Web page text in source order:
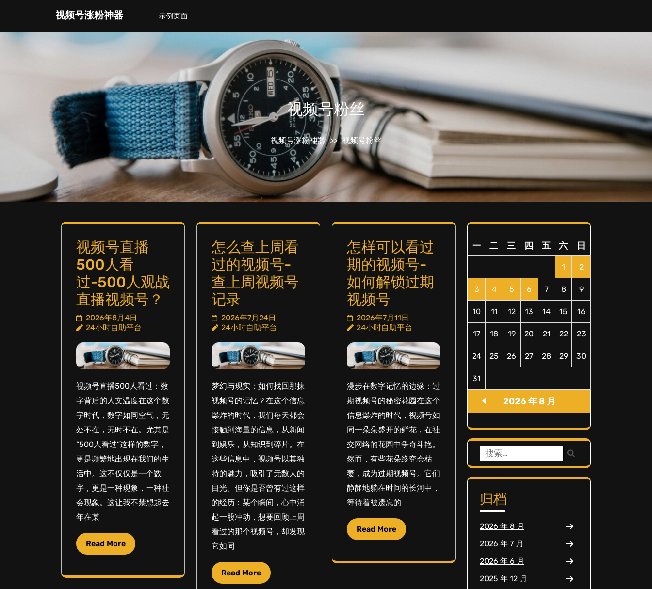
content
视频号涨粉神器 示例页面
视频号粉丝
视频号涨粉神器 >> 视频号粉丝
视频号直播
500人看
过-500人观战
直播视频号？
2026年8月4日
24小时自助平台
视频号直播500人看过：数
字背后的人文温度在这个数
字时代，数字如同空气，无
处不在，无时不在。尤其是
“500人看过”这样的数字，
更是频繁地出现在我们的生
活中。这不仅仅是一个数
字，更是一种现象，一种社
会现象。这让我不禁想起去
年在某
Read More
怎么查上周看
过的视频号-
查上周视频号
记录
2026年7月24日
24小时自助平台
梦幻与现实：如何找回那抹
视频号的记忆？在这个信息
爆炸的时代，我们每天都会
接触到海量的信息，从新闻
到娱乐，从知识到碎片。在
这些信息中，视频号以其独
特的魅力，吸引了无数人的
目光。但你是否曾有过这样
的经历：某个瞬间，心中涌
起一股冲动，想要回顾上周
看过的那个视频号，却发现
它如同
Read More
怎样可以看过
期的视频号-
如何解锁过期
视频号
2026年7月11日
24小时自助平台
漫步在数字记忆的边缘：过
期视频号的秘密花园在这个
信息爆炸的时代，视频号如
同一朵朵盛开的鲜花，在社
交网络的花园中争奇斗艳。
然而，有些花朵终究会枯
萎，成为过期视频号。它们
静静地躺在时间的长河中，
等待着被遗忘的
Read More
2026 年 8 月
一 二 三 四 五 六 日
1 2
3 4 5 6 7 8 9
10 11 12 13 14 15 16
17 18 19 20 21 22 23
24 25 26 27 28 29 30
31
搜
索：
归档
2026 年 8 月
2026 年 7 月
2026 年 6 月
2025 年 12 月